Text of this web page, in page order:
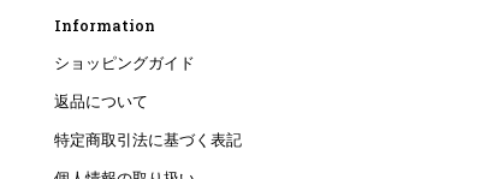
Information
ショッピングガイド
返品について
特定商取引法に基づく表記